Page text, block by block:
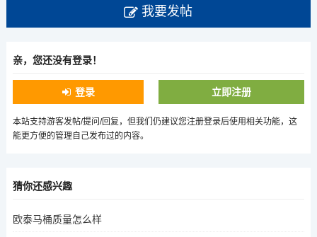
我要发帖
亲，您还没有登录！
登录 立即注册
本站支持游客发帖/提问/回复，但我们仍建议您注册登录后使用相关功能，这
能更方便的管理自己发布过的内容。
猜你还感兴趣
欧泰马桶质量怎么样